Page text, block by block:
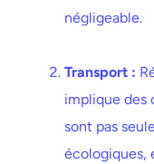
négligeable.
Transport :
implique des
sont pas
écologiques,